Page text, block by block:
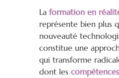
La formation en
représente bien plus
nouveauté
constitue une
qui transforme
dont les